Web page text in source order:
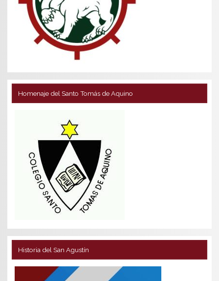
Homenaje del Santo Tomás de Aquino
Historia del San Agustín